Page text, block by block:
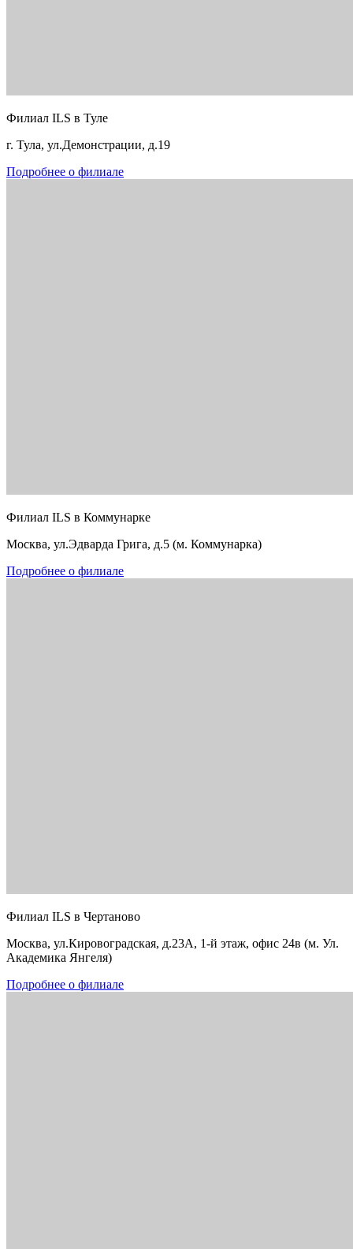
Филиал ILS в Туле
г. Тула, ул.Демонстрации, д.19
Подробнее о филиале
Филиал ILS в Коммунарке
Москва, ул.Эдварда Грига, д.5 (м. Коммунарка)
Подробнее о филиале
Филиал ILS в Чертаново
Москва, ул.Кировоградская, д.23А, 1-й этаж, офис 24в (м. Ул.
Академика Янгеля)
Подробнее о филиале